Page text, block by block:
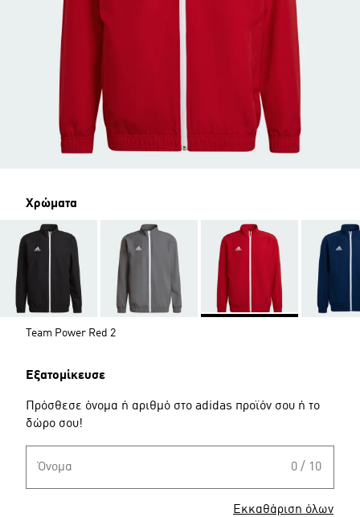
Χρώματα
Team Power Red 2
Εξατομίκευσε
Πρόσθεσε όνομα ή αριθμό στο adidas προϊόν σου ή το
δώρο σου!
Όνομα 0 / 10
Εκκαθάριση όλων